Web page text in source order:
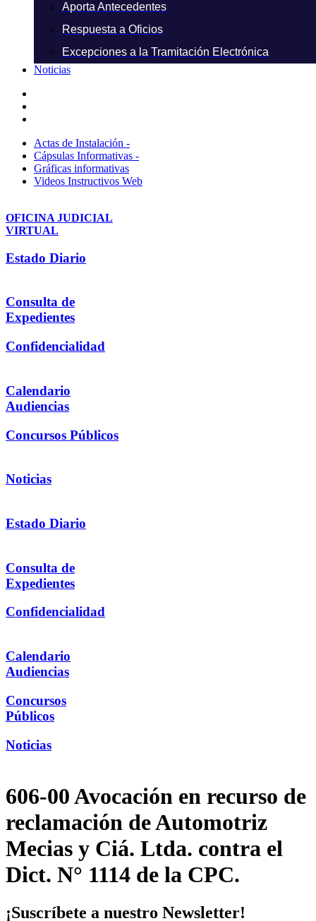
Aporta Antecedentes
Respuesta a Oficios
Excepciones a la Tramitación Electrónica
Noticias
Actas de Instalación -
Cápsulas Informativas -
Gráficas informativas
Videos Instructivos Web
OFICINA JUDICIAL
VIRTUAL
Estado Diario
Consulta de
Expedientes
Confidencialidad
Calendario
Audiencias
Concursos Públicos
Noticias
Estado Diario
Consulta de
Expedientes
Confidencialidad
Calendario
Audiencias
Concursos
Públicos
Noticias
606-00 Avocación en recurso de
reclamación de Automotriz
Mecias y Ciá. Ltda. contra el
Dict. N° 1114 de la CPC.
¡Suscríbete a nuestro Newsletter!